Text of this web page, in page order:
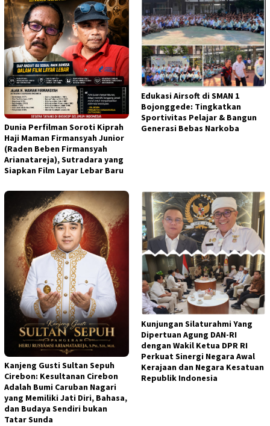
Dunia Perfilman Soroti Kiprah
Haji Maman Firmansyah Junior
(Raden Beben Firmansyah
Arianatareja), Sutradara yang
Siapkan Film Layar Lebar Baru
Edukasi Airsoft di SMAN 1
Bojonggede: Tingkatkan
Sportivitas Pelajar & Bangun
Generasi Bebas Narkoba
Kanjeng Gusti Sultan Sepuh
Cirebon: Kesultanan Cirebon
Adalah Bumi Caruban Nagari
yang Memiliki Jati Diri, Bahasa,
dan Budaya Sendiri bukan
Tatar Sunda
Kunjungan Silaturahmi Yang
Dipertuan Agung DAN-RI
dengan Wakil Ketua DPR RI
Perkuat Sinergi Negara Awal
Kerajaan dan Negara Kesatuan
Republik Indonesia